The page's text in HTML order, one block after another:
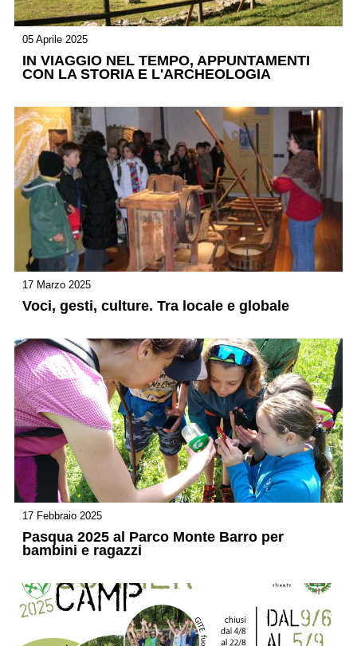
05 Aprile 2025
IN VIAGGIO NEL TEMPO, APPUNTAMENTI
CON LA STORIA E L'ARCHEOLOGIA
17 Marzo 2025
Voci, gesti, culture. Tra locale e globale
17 Febbraio 2025
Pasqua 2025 al Parco Monte Barro per
bambini e ragazzi